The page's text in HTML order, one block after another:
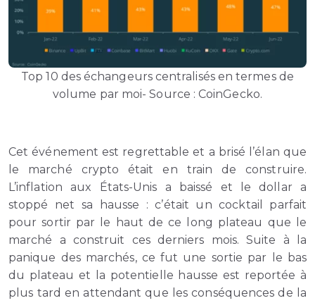
Top 10 des échangeurs centralisés en termes de
volume par moi- Source : CoinGecko.
Cet événement est regrettable et a brisé l’élan que
le marché crypto était en train de construire.
L’inflation aux États-Unis a baissé et le dollar a
stoppé net sa hausse : c’était un cocktail parfait
pour sortir par le haut de ce long plateau que le
marché a construit ces derniers mois. Suite à la
panique des marchés, ce fut une sortie par le bas
du plateau et la potentielle hausse est reportée à
plus tard en attendant que les conséquences de la